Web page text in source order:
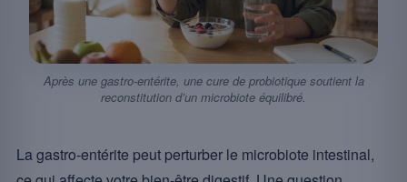
Après une gastro-entérite, une cure de probiotique soutient la
reconstitution d’un microbiote équilibré.
La gastro-entérite peut perturber le microbiote intestinal,